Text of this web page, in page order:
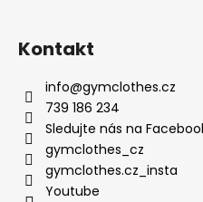
Kontakt
info@gymclothes.cz
739 186 234
Sledujte nás na
gymclothes_cz
gymclothes.cz_insta
Youtube